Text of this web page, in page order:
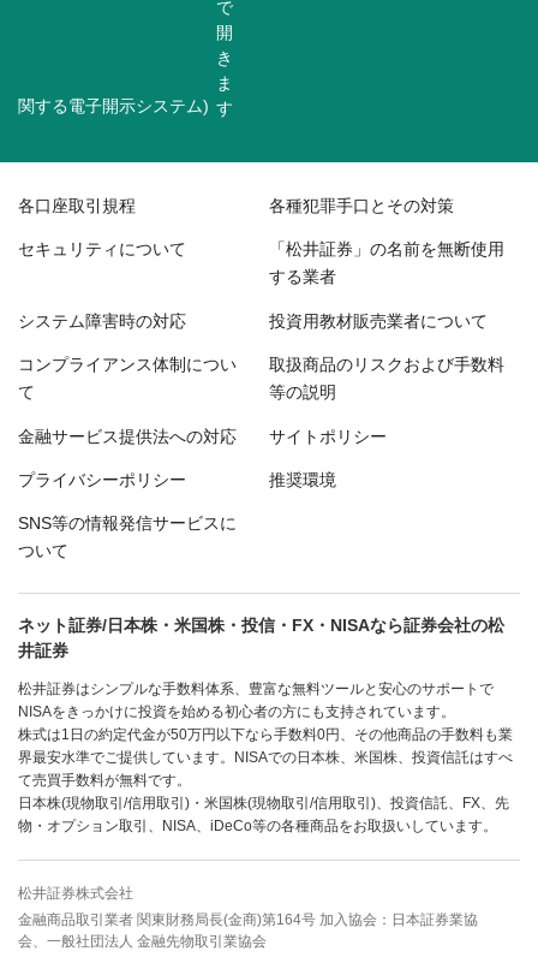
関する電子開示システム)
各口座取引規程 各種犯罪手口とその対策
セキュリティについて 「松井証券」の名前を無断使用
する業者
システム障害時の対応 投資用教材販売業者について
コンプライアンス体制につい
て
取扱商品のリスクおよび手数料
等の説明
金融サービス提供法への対応 サイトポリシー
プライバシーポリシー 推奨環境
SNS等の情報発信サービスに
ついて
ネット証券/日本株・米国株・投信・FX・NISAなら証券会社の松
井証券
松井証券はシンプルな手数料体系、豊富な無料ツールと安心のサポートで
NISAをきっかけに投資を始める初心者の方にも支持されています。
株式は1日の約定代金が50万円以下なら手数料0円、その他商品の手数料も業
界最安水準でご提供しています。NISAでの日本株、米国株、投資信託はすべ
て売買手数料が無料です。
日本株(現物取引/信用取引)・米国株(現物取引/信用取引)、投資信託、FX、先
物・オプション取引、NISA、iDeCo等の各種商品をお取扱いしています。
松井証券株式会社
金融商品取引業者 関東財務局長(金商)第164号 加入協会：日本証券業協
会、一般社団法人 金融先物取引業協会